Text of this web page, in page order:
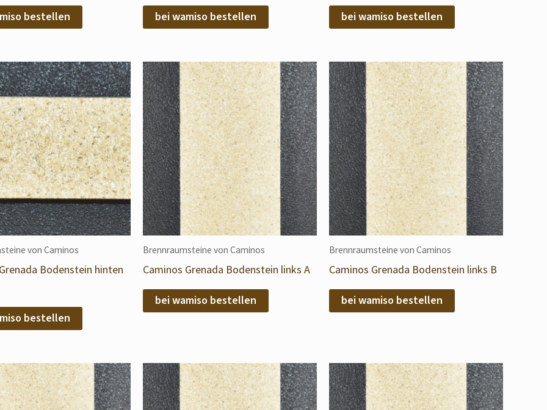
bestellen bei wamiso bestellen bei wamiso bestellen
von Caminos
Bodenstein hinten
bestellen
Brennraumsteine von Caminos
Caminos Grenada Bodenstein links A
bei wamiso bestellen
Brennraumsteine von Caminos
Caminos Grenada Bodenstein links B
bei wamiso bestellen